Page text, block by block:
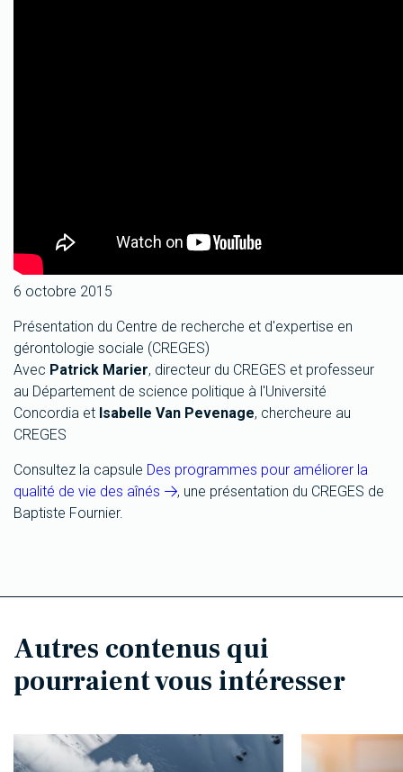
6 octobre 2015
Présentation du Centre de recherche et d'expertise en
gérontologie sociale (CREGES)
Avec Patrick Marier, directeur du CREGES et professeur
au Département de science politique à l'Université
Concordia et Isabelle Van Pevenage, chercheure au
CREGES
Consultez la capsule Des programmes pour améliorer la
qualité de vie des aînés
, une présentation du CREGES de
Baptiste Fournier.
Autres contenus qui
pourraient vous intéresser